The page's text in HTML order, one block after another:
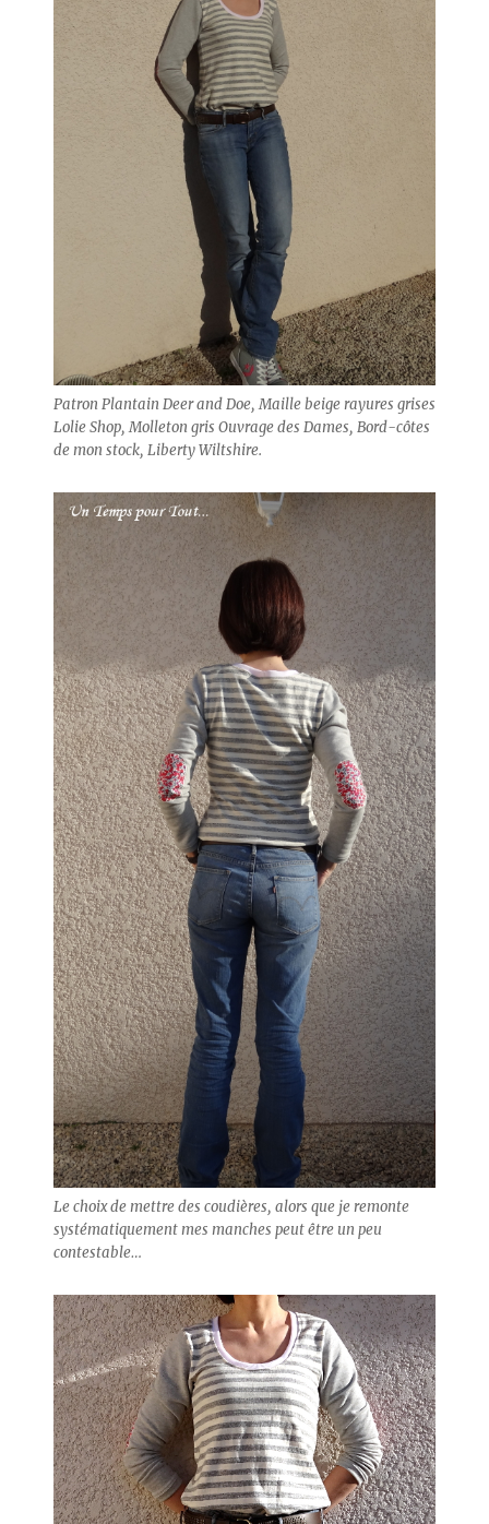
Patron Plantain Deer and Doe, Maille beige rayures grises
Lolie Shop, Molleton gris Ouvrage des Dames, Bord-côtes
de mon stock, Liberty Wiltshire.
Le choix de mettre des coudières, alors que je remonte
systématiquement mes manches peut être un peu
contestable…